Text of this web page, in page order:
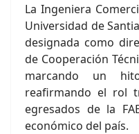
La Ingeniera
Universidad de
designada como
de Cooperación
marcando un
reafirmando el rol
egresados de la
económico del país.